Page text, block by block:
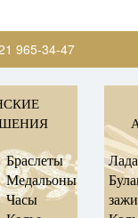
965-34-47
Браслеты
Медальоны
Часы